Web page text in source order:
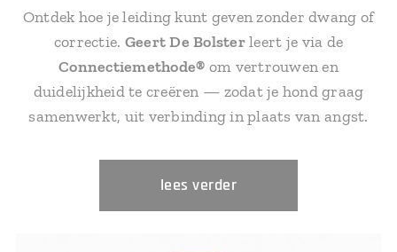
Ontdek hoe je leiding kunt geven zonder dwang of
correctie. Geert De Bolsterleert je via de
Connectiemethode® om vertrouwen en
duidelijkheid te creëren — zodat je hond graag
samenwerkt, uit verbinding in plaats van angst.
lees verder